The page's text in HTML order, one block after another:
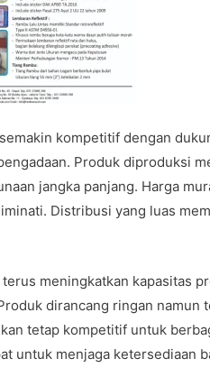
kompetitif dengan
Produk diproduksi
jangka panjang. Harga
Distribusi yang luas
meningkatkan kapasitas
dirancang ringan namun
tetap kompetitif untuk
untuk menjaga ketersediaan